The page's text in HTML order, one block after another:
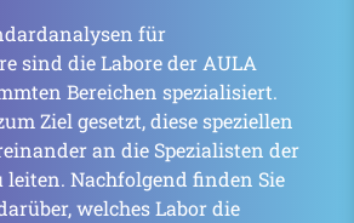
für
sind die Labore der AULA
Bereichen spezialisiert.
Ziel gesetzt, diese speziellen
an die Spezialisten der
leiten. Nachfolgend finden Sie
welches Labor die